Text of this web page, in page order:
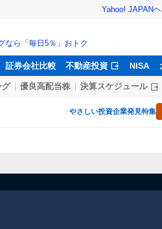
Yahoo! JAPAN
なら「毎日5％」おトク
証券会社比較 不動産投資 NISA
グ 優良高配当株 決算スケジュール
やさしい投資企業発見特集